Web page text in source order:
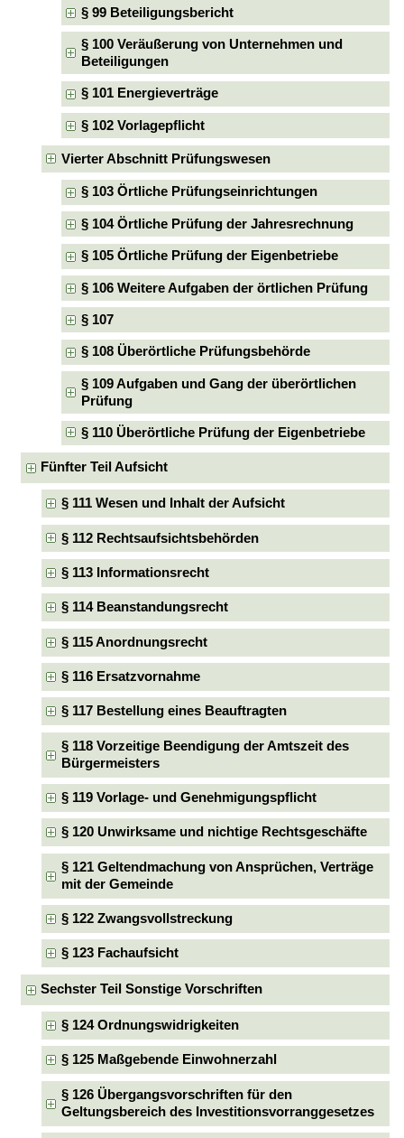
§ 99 Beteiligungsbericht
§ 100 Veräußerung von Unternehmen und
Beteiligungen
§ 101 Energieverträge
§ 102 Vorlagepflicht
Vierter Abschnitt Prüfungswesen
§ 103 Örtliche Prüfungseinrichtungen
§ 104 Örtliche Prüfung der Jahresrechnung
§ 105 Örtliche Prüfung der Eigenbetriebe
§ 106 Weitere Aufgaben der örtlichen Prüfung
§ 107
§ 108 Überörtliche Prüfungsbehörde
§ 109 Aufgaben und Gang der überörtlichen
Prüfung
§ 110 Überörtliche Prüfung der Eigenbetriebe
Fünfter Teil Aufsicht
§ 111 Wesen und Inhalt der Aufsicht
§ 112 Rechtsaufsichtsbehörden
§ 113 Informationsrecht
§ 114 Beanstandungsrecht
§ 115 Anordnungsrecht
§ 116 Ersatzvornahme
§ 117 Bestellung eines Beauftragten
§ 118 Vorzeitige Beendigung der Amtszeit des
Bürgermeisters
§ 119 Vorlage- und Genehmigungspflicht
§ 120 Unwirksame und nichtige Rechtsgeschäfte
§ 121 Geltendmachung von Ansprüchen, Verträge
mit der Gemeinde
§ 122 Zwangsvollstreckung
§ 123 Fachaufsicht
Sechster Teil Sonstige Vorschriften
§ 124 Ordnungswidrigkeiten
§ 125 Maßgebende Einwohnerzahl
§ 126 Übergangsvorschriften für den
Geltungsbereich des Investitionsvorranggesetzes